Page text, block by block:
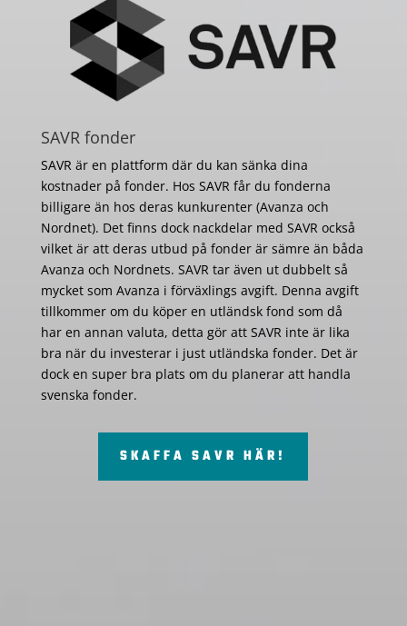
SAVR fonder
SAVR är en plattform där du kan sänka dina
kostnader på fonder. Hos SAVR får du fonderna
billigare än hos deras kunkurenter (Avanza och
Nordnet). Det finns dock nackdelar med SAVR också
vilket är att deras utbud på fonder är sämre än båda
Avanza och Nordnets. SAVR tar även ut dubbelt så
mycket som Avanza i förväxlings avgift. Denna avgift
tillkommer om du köper en utländsk fond som då
har en annan valuta, detta gör att SAVR inte är lika
bra när du investerar i just utländska fonder. Det är
dock en super bra plats om du planerar att handla
svenska fonder.
SKAFFA SAVR HÄR!